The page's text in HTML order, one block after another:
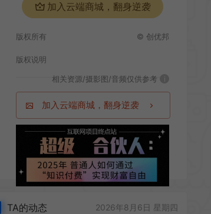
加入云端商城，翻身逆袭
版权所有 © 创优邦
版权说明
相关资源/摄影图/音频仅供参考 i
加入云端商城，翻身逆袭
TA的动态 2026年8月6日 星期四